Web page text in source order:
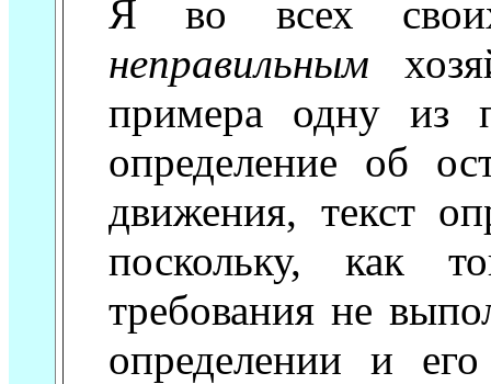
Я во всех
неправильным
примера одну из
определение об
движения, текст
поскольку, как
требования не
определении и